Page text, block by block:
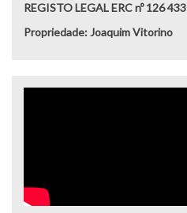
REGISTO LEGAL ERC nº 126 433
Propriedade: Joaquim Vitorino